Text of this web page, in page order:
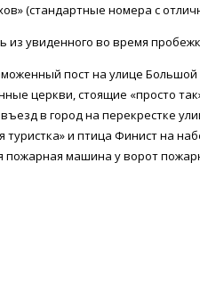
(стандартные номера с
из увиденного во время
пост на улице Большой
церкви, стоящие «просто
въезд в город на перекрестке
туристка» и птица Финист на
пожарная машина у ворот